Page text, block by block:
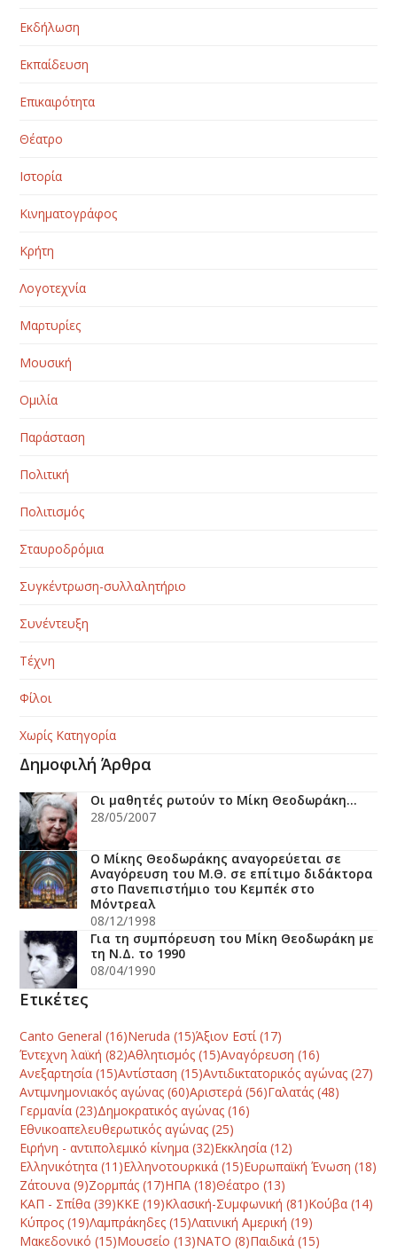
Εκδήλωση
Εκπαίδευση
Επικαιρότητα
Θέατρο
Ιστορία
Κινηματογράφος
Κρήτη
Λογοτεχνία
Μαρτυρίες
Μουσική
Ομιλία
Παράσταση
Πολιτική
Πολιτισμός
Σταυροδρόμια
Συγκέντρωση-συλλαλητήριο
Συνέντευξη
Τέχνη
Φίλοι
Χωρίς Κατηγορία
Δημοφιλή Άρθρα
Οι μαθητές ρωτούν το Μίκη Θεοδωράκη…
28/05/2007
Ο Μίκης Θεοδωράκης αναγορεύεται σε
Αναγόρευση του Μ.Θ. σε επίτιμο διδάκτορα
στο Πανεπιστήμιο του Κεμπέκ στο
Μόντρεαλ
08/12/1998
Για τη συμπόρευση του Μίκη Θεοδωράκη με
τη Ν.Δ. το 1990
08/04/1990
Ετικέτες
Canto General (16)Neruda (15)Άξιον Εστί(17)
Έντεχνη λαϊκή (82)Αθλητισμός (15)Αναγόρευση (16)
Ανεξαρτησία (15)Αντίσταση (15)Αντιδικτατορικός αγώνας (27)
Αντιμνημονιακός αγώνας (60)Αριστερά (56)Γαλατάς (48)
Γερμανία (23)Δημοκρατικός αγώνας (16)
Εθνικοαπελευθερωτικός αγώνας (25)
Ειρήνη - αντιπολεμικό κίνημα (32)Εκκλησία (12)
Ελληνικότητα (11)Ελληνοτουρκικά (15)Ευρωπαϊκή Ένωση (18)
Ζάτουνα (9)Ζορμπάς (17)ΗΠΑ (18)Θέατρο (13)
ΚΑΠ - Σπίθα (39)ΚΚΕ (19)Κλασική-Συμφωνική (81)Κούβα (14)
Κύπρος (19)Λαμπράκηδες (15)Λατινική Αμερική (19)
Μακεδονικό (15)Μουσείο (13)ΝΑΤΟ (8)Παιδικά (15)